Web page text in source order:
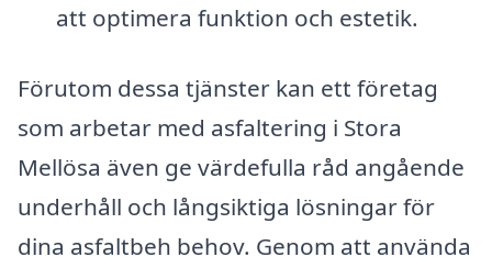
att optimera funktion och estetik.
Förutom dessa tjänster kan ett företag
som arbetar med asfaltering i Stora
Mellösa även ge värdefulla råd angående
underhåll och långsiktiga lösningar för
dina asfaltbeh behov. Genom att använda